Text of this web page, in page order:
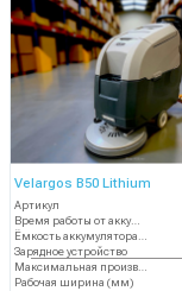
Velargos B50 Lithium
Артикул
Время работы от аккумуляторов (ч)
Зарядное устройство
Рабочая ширина (мм)